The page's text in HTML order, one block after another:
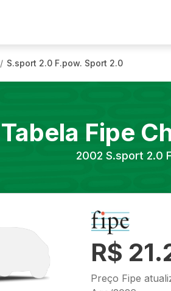
/ S.sport 2.0 F.pow. Sport 2.0
Tabela Fipe
2002 S.sport 2.0
R$
Preço Fipe